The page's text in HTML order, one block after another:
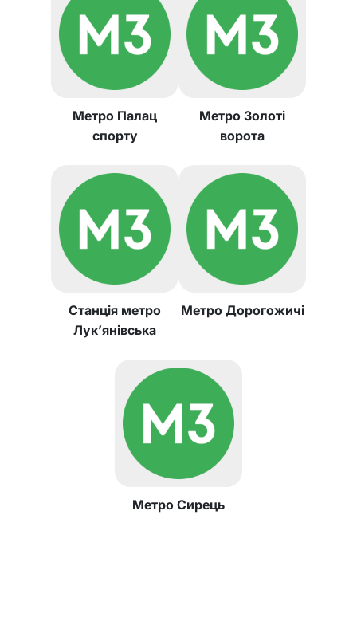
Метро Палац
спорту
Метро Золоті
ворота
Станція метро
Лук’янівська
Метро Дорогожичі
Метро Сирець